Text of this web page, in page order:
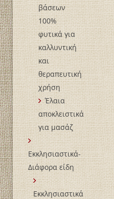
βάσεων
100%
φυτικά για
καλλυντική
και
θεραπευτική
χρήση
Έλαια
αποκλειστικά
για μασάζ
Εκκλησιαστικά-
Διάφορα είδη
Εκκλησιαστικά